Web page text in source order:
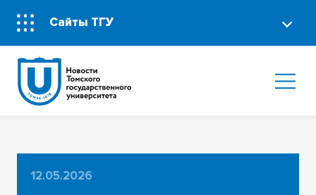
Сайты ТГУ
12.05.2026